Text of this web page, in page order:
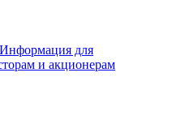
Информация для
и акционерам